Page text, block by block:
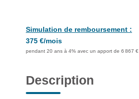
Simulation de remboursement :
375 €/mois
pendant 20 ans à 4% avec un apport de 6 867 €
Description